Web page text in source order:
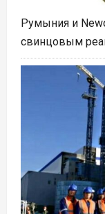
Румыния и
свинцовым